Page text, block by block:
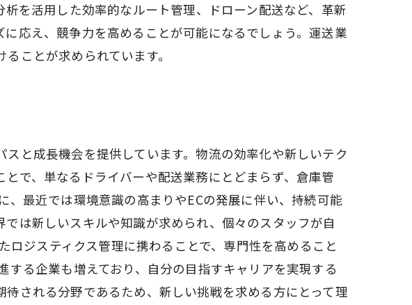
を活用した効率的なルート管理、ドローン配送など、革新
応え、競争力を高めることが可能になるでしょう。運送業
ことが求められています。
と成長機会を提供しています。物流の効率化や新しいテク
で、単なるドライバーや配送業務にとどまらず、倉庫管
最近では環境意識の高まりやECの発展に伴い、持続可能
は新しいスキルや知識が求められ、個々のスタッフが自
ジスティクス管理に携わることで、専門性を高めること
る企業も増えており、自分の目指すキャリアを実現する
される分野であるため、新しい挑戦を求める方にとって理